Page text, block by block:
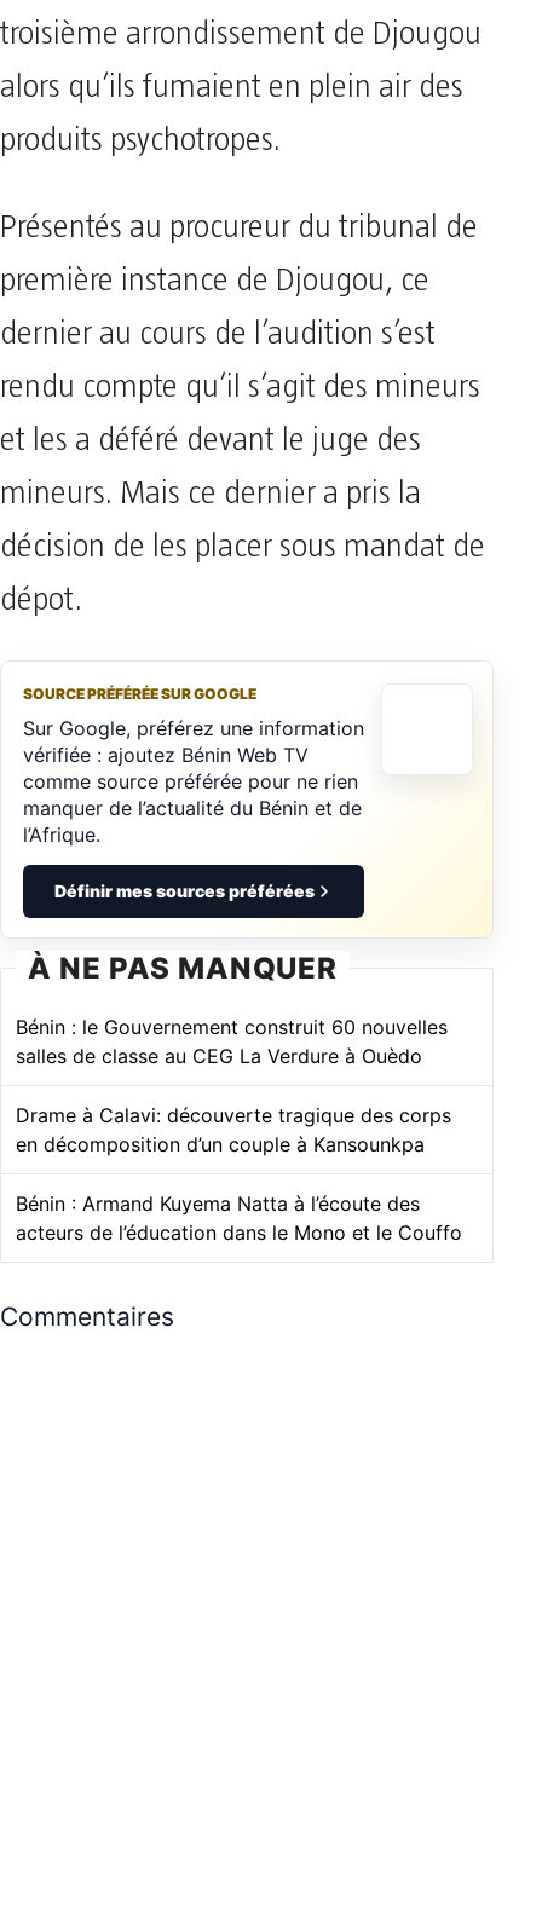
troisième arrondissement de Djougou
alors qu’ils fumaient en plein air des
produits psychotropes.
Présentés au procureur du tribunal de
première instance de Djougou, ce
dernier au cours de l’audition s’est
rendu compte qu’il s’agit des mineurs
et les a déféré devant le juge des
mineurs. Mais ce dernier a pris la
décision de les placer sous mandat de
dépot.
SOURCE PRÉFÉRÉE SUR GOOGLE
Sur Google, préférez une information
vérifiée : ajoutez Bénin Web TV
comme source préférée pour ne rien
manquer de l’actualité du Bénin et de
l’Afrique.
Définir mes sources préférées
À NE PAS MANQUER
Bénin : le Gouvernement construit 60 nouvelles
salles de classe au CEG La Verdure à Ouèdo
Drame à Calavi: découverte tragique des corps
en décomposition d’un couple à Kansounkpa
Bénin : Armand Kuyema Natta à l’écoute des
acteurs de l’éducation dans le Mono et le Couffo
Commentaires